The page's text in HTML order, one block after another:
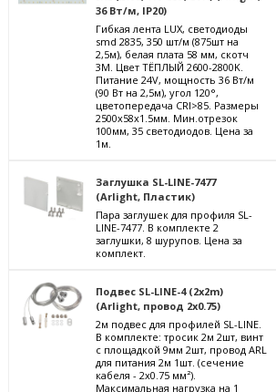
36 Вт/м, IP20)
Гибкая лента LUX, светодиоды
smd 2835, 350 шт/м (875шт на
2,5м), белая плата 58 мм, скотч
3М. Цвет ТЁПЛЫЙ 2600-2800K.
Питание 24V, мощность 36 Вт/м
(90 Вт на 2,5м), угол 120°,
цветопередача CRI>85. Размеры
2500х58x1.5мм. Мин.отрезок
100мм, 35 светодиодов. Цена за
1м.
Заглушка SL-LINE-7477
(Arlight, Пластик)
Пара заглушек для профиля SL-
LINE-7477. В комплекте 2
заглушки, 8 шурупов. Цена за
комплект.
Подвес SL-LINE-4 (2x2m)
(Arlight, провод 2x0.75)
2м подвес для профилей SL-LINE.
В комплекте: тросик 2м 2шт, винт
с площадкой 9мм 2шт, провод ARL
для питания 2м 1шт. (сечение
кабеля - 2х0.75 мм²).
Максимальная нагрузка на 1